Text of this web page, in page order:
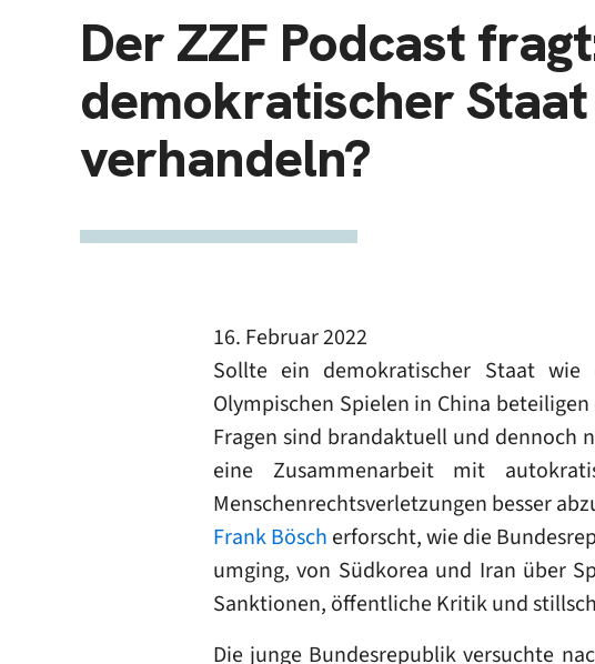
Der ZZF Podcast
demokratischer
verhandeln?
16. Februar 2022
Sollte ein demokratischer Staat
Olympischen Spielen in China
Fragen sind brandaktuell und dennoch
eine Zusammenarbeit mit
Menschenrechtsverletzungen besser
Frank Bösch erforscht, wie die
umging, von Südkorea und Iran über
Sanktionen, öffentliche Kritik und
Die junge Bundesrepublik versuchte